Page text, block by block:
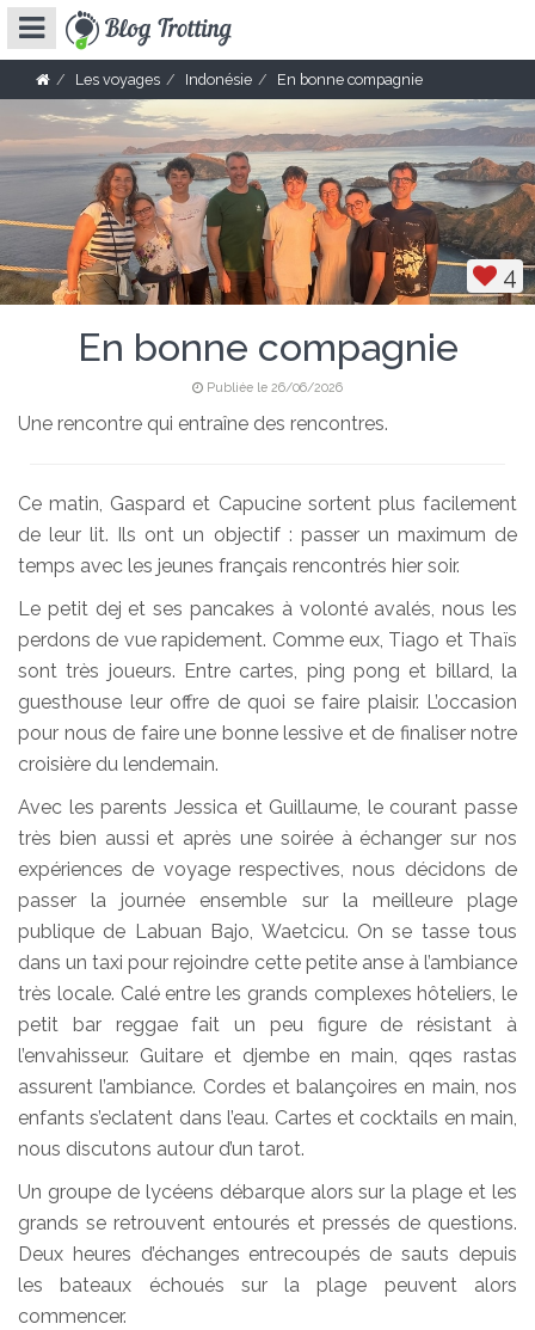
Les voyages Indonésie En bonne compagnie
4
En bonne compagnie
Publiée le 26/06/2026
Une rencontre qui entraîne des rencontres.
Ce matin, Gaspard et Capucine sortent plus facilement
de leur lit. Ils ont un objectif : passer un maximum de
temps avec les jeunes français rencontrés hier soir.
Le petit dej et ses pancakes à volonté avalés, nous les
perdons de vue rapidement. Comme eux, Tiago et Thaïs
sont très joueurs. Entre cartes, ping pong et billard, la
guesthouse leur offre de quoi se faire plaisir. L’occasion
pour nous de faire une bonne lessive et de finaliser notre
croisière du lendemain.
Avec les parents Jessica et Guillaume, le courant passe
très bien aussi et après une soirée à échanger sur nos
expériences de voyage respectives, nous décidons de
passer la journée ensemble sur la meilleure plage
publique de Labuan Bajo, Waetcicu. On se tasse tous
dans un taxi pour rejoindre cette petite anse à l’ambiance
très locale. Calé entre les grands complexes hôteliers, le
petit bar reggae fait un peu figure de résistant à
l’envahisseur. Guitare et djembe en main, qqes rastas
assurent l’ambiance. Cordes et balançoires en main, nos
enfants s’eclatent dans l’eau. Cartes et cocktails en main,
nous discutons autour d’un tarot.
Un groupe de lycéens débarque alors sur la plage et les
grands se retrouvent entourés et pressés de questions.
Deux heures d’échanges entrecoupés de sauts depuis
les bateaux échoués sur la plage peuvent alors
commencer.